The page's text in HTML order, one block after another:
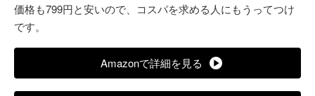
価格も799円と安いので、コスパを求める人にもうってつけ
です。
Amazonで詳細を見る